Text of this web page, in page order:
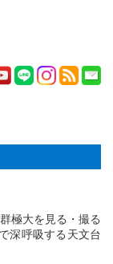
極大を見る・撮る
深呼吸する天文台